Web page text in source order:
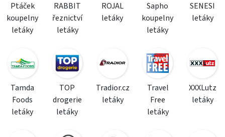
Ptáček
koupelny
letáky
RABBIT
řeznictví
letáky
ROJAL
letáky
Sapho
koupelny
letáky
SENESI
letáky
Tamda
Foods
letáky
TOP
drogerie
letáky
Tradior.cz
letáky
Travel
Free
letáky
XXXLutz
letáky